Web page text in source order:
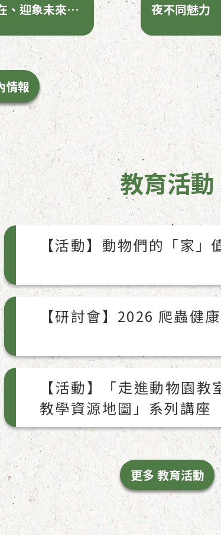
、迎象未來」
夜不同魅力
情報
教育活動
【活動】動物們的「家」
【研討會】2026 爬蟲健
【活動】「走進動物園教
教學資源地圖」系列講座
更多 教育活動